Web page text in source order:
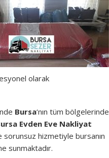
olarak
Bursa‘nın tüm bölgelerinde
Evden Eve Nakliyat
hizmetiyle bursanın
sunmaktadır.